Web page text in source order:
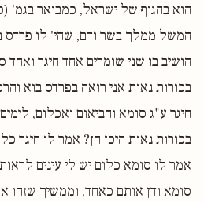
הוא בהגוף של ישראל, כמבואר בגמ'
המשל ממלך בשר ודם, שהי' לו פרדס
הושיב בו שני שומרים אחד חיגר
בכורות נאות אני רואה בפרדס בוא
חיגר ע"ג סומא והביאום ואכלום,
בכורות נאות היכן הן? אמר לו חיגר
אמר לו סומא כלום יש לי עינים
סומא ודן אותם כאחד, וממשיך שזהו